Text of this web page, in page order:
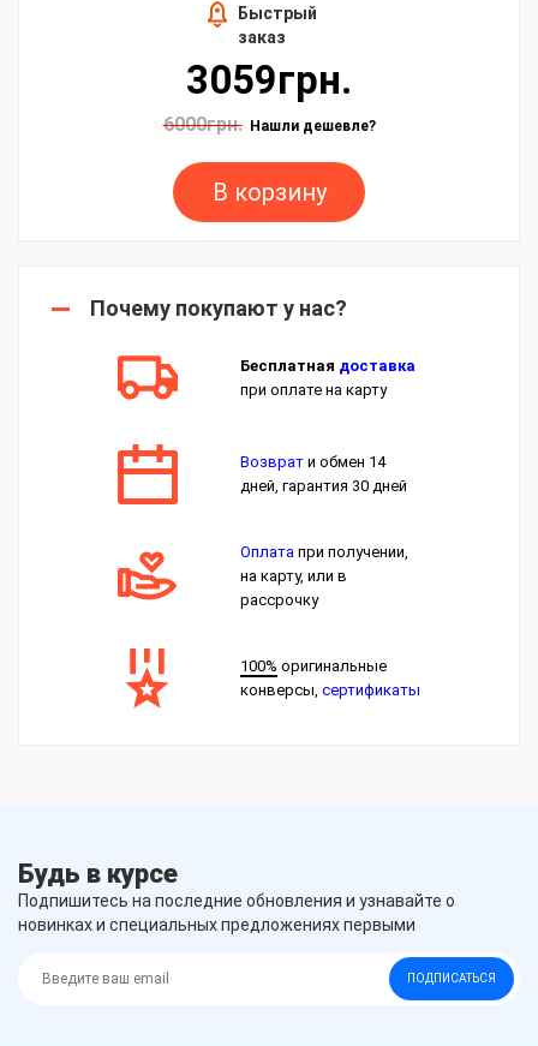
Быстрый
заказ
3059грн.
6000грн. Нашли дешевле?
В корзину
Почему покупают у нас?
Бесплатная доставка
при оплате на карту
Возврат и обмен 14
дней, гарантия 30 дней
Оплата при получении,
на карту, или в
рассрочку
100% оригинальные
конверсы,сертификаты
Будь в курсе
Подпишитесь на последние обновления и узнавайте о
новинках и специальных предложениях первыми
ПОДПИСАТЬСЯ